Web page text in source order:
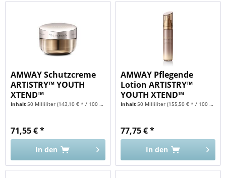
AMWAY Schutzcreme
ARTISTRY™ YOUTH
XTEND™
Inhalt 50 Milliliter(143,10 € * / 100 Milliliter)
71,55 € *
In den
AMWAY Pflegende
Lotion ARTISTRY™
YOUTH XTEND™
Inhalt 50 Milliliter(155,50 € * / 100 Milliliter)
77,75 € *
In den